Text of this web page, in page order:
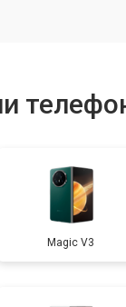
Magic V3